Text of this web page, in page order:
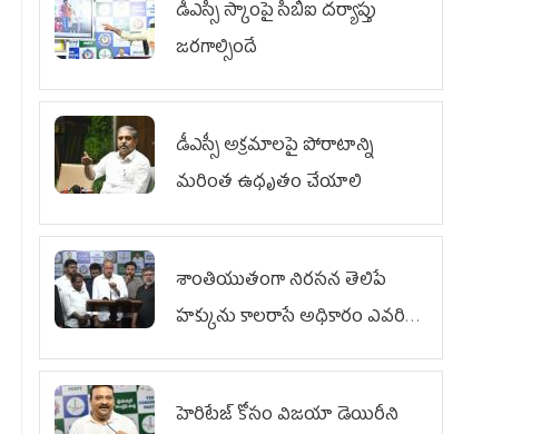
డీఎస్సీ స్కాంపై సీబీఐ దర్యాప్తు
జరగాల్సిందే
డీఎస్సీ అక్రమాలపై పోరాటాన్ని
మరింత ఉధృతం చేయాలి
శాంతియుతంగా నిరసన తెలిపే
హక్కును కాలరాసే అధికారం ఎవరికీ
లేదు
హెరిటేజ్ కోసం విజయా డెయిరీని